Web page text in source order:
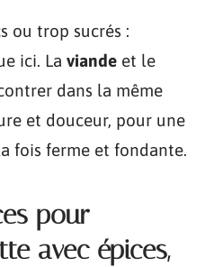
ou trop sucrés :
ici. La viande et le
dans la même
et douceur, pour une
fois ferme et fondante.
pour
avec épices,